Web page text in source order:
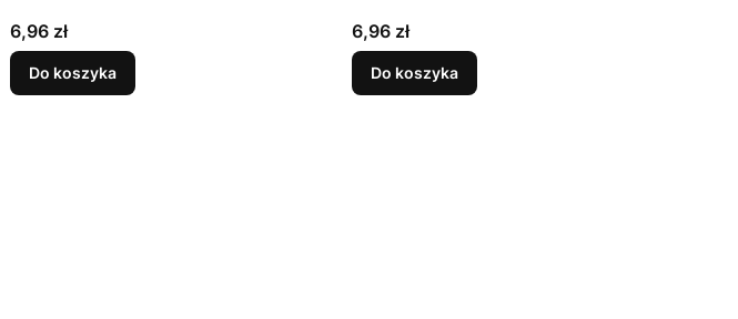
Cena
6,96 zł
Do koszyka
Cena
6,96 zł
Do koszyka